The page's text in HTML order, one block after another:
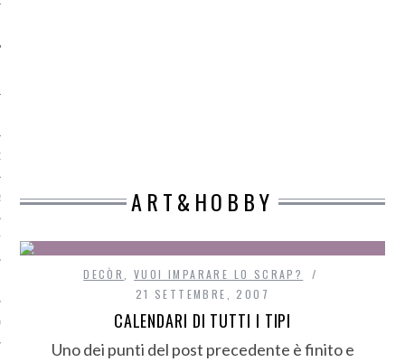
ART&HOBBY
DECÒR ,VUOI IMPARARE LO SCRAP?
21 SETTEMBRE, 2007
CALENDARI DI TUTTI I TIPI
Uno dei punti del post precedente è finito e